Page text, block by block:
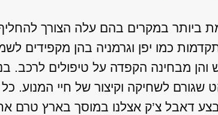
ביותר במקרים בהם עלה הצורך
כמו יפן וגרמניה בהן מקפידים
מבחינה הקפדה על טיפולים לרכב.
שגורם לשחיקה וקיצור של חיי המנוע.
דאבל צ’ק אצלנו במוסך בארץ טרם